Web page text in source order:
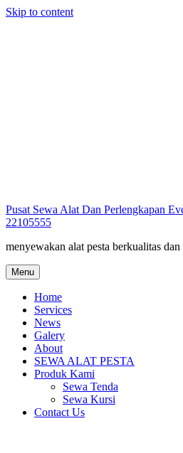
Skip to content
Pusat Sewa Alat Dan Perlengkapan
22105555
menyewakan alat pesta berkualitas
Menu
Home
Services
News
Galery
About
SEWA ALAT PESTA
Produk Kami
Sewa Tenda
Sewa Kursi
Contact Us